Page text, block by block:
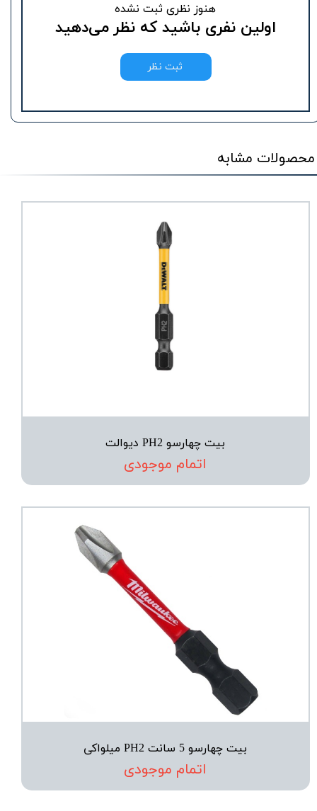
هنوز نظری ثبت نشده
اولین نفری باشید که نظر می‌دهید
ثبت نظر
محصولات مشابه
بیت چهارسو PH2 دیوالت
اتمام موجودی
بیت چهارسو 5 سانت PH2 میلواکی
اتمام موجودی